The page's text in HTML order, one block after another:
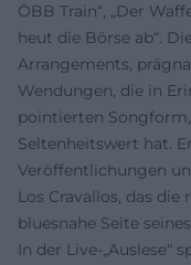
ÖBB Train“, „Der
heut die Börse ab“.
Arrangements,
Wendungen, die in
pointierten
Seltenheitswert hat.
Veröffentlichungen
Los Cravallos, das
bluesnahe Seite
In der Live-„Auslese“